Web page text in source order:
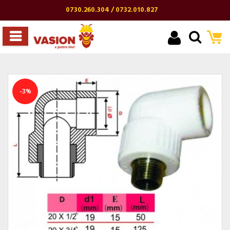
0730.260.304 / 0732.010.827
-3%